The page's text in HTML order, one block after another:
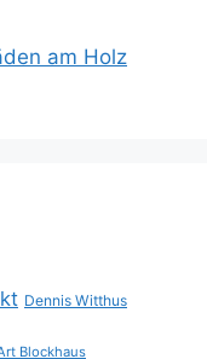
am Holz
Dennis Witthus
Blockhaus